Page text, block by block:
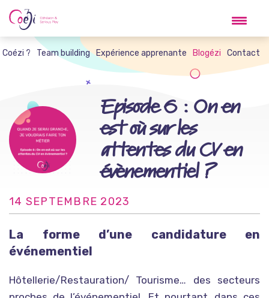
Skip
to
content
? Team building Expérience apprenante Blogézi Contact
Episode 6 : On en
est où sur les
attentes du CV en
évènementiel ?
14 SEPTEMBRE 2023
La forme d’une candidature en
événementiel
Hôtellerie/Restauration/ Tourisme… des secteurs